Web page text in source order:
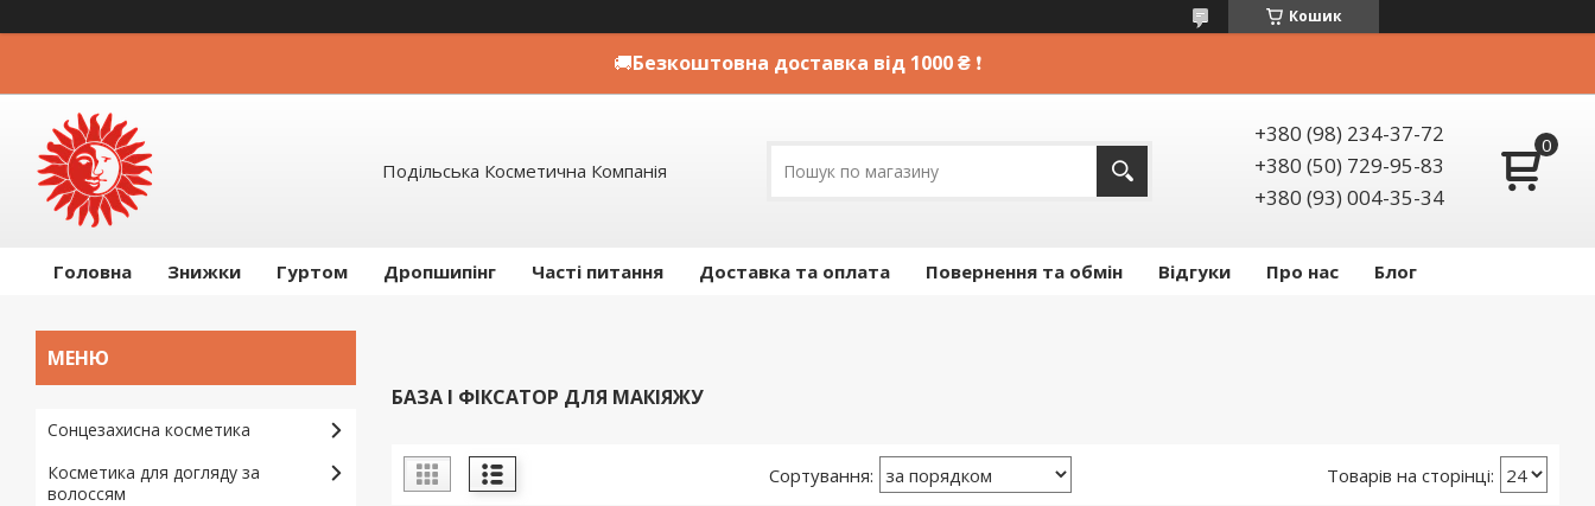
Кошик
🚚Безкоштовна доставка від 1000 ₴ ❗
Подільська Косметична Компанія
+380 (98) 234-37-72
+380 (50) 729-95-83
+380 (93) 004-35-34
Головна Знижки Гуртом Дропшипінг Часті питання Доставка та оплата Повернення та обмін Відгуки Про нас Блог
БАЗА І ФІКСАТОР ДЛЯ МАКІЯЖУ
Сонцезахисна косметика
Косметика для догляду за
волоссям